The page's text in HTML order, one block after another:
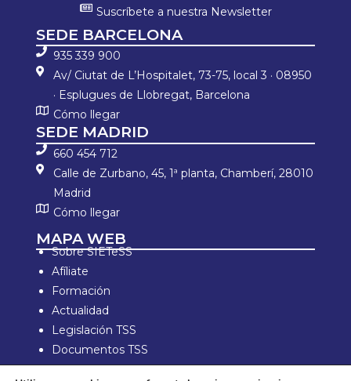
Suscríbete a nuestra Newsletter
SEDE BARCELONA
935 339 900
Av/ Ciutat de L’Hospitalet, 73-75, local 3 · 08950
· Esplugues de Llobregat, Barcelona
Cómo llegar
SEDE MADRID
660 454 712
Calle de Zurbano, 45, 1ª planta, Chamberí, 28010
Madrid
Cómo llegar
MAPA WEB
Sobre SIETeSS
Afíliate
Formación
Actualidad
Legislación TSS
Documentos TSS
Información laboral